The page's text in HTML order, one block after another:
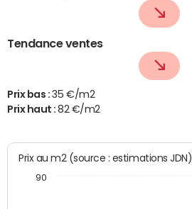
Tendance ventes
Prix bas : 35 €/m2
Prix haut :82 €/m2
Prix au m2 (source : estimations JDN)
90